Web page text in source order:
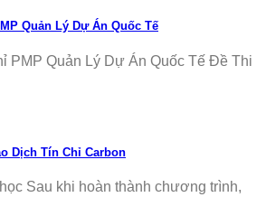
Quản Lý Dự Án Quốc Tế
PMP Quản Lý Dự Án Quốc Tế Đề Thi
Dịch Tín Chỉ Carbon
Sau khi hoàn thành chương trình,